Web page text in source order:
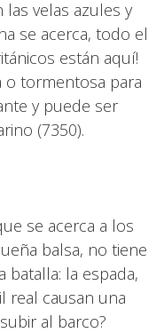
velas azules y
se acerca, todo el
están aquí!
o tormentosa para
y puede ser
(7350).
se acerca a los
balsa, no tiene
batalla: la espada,
real causan una
al barco?